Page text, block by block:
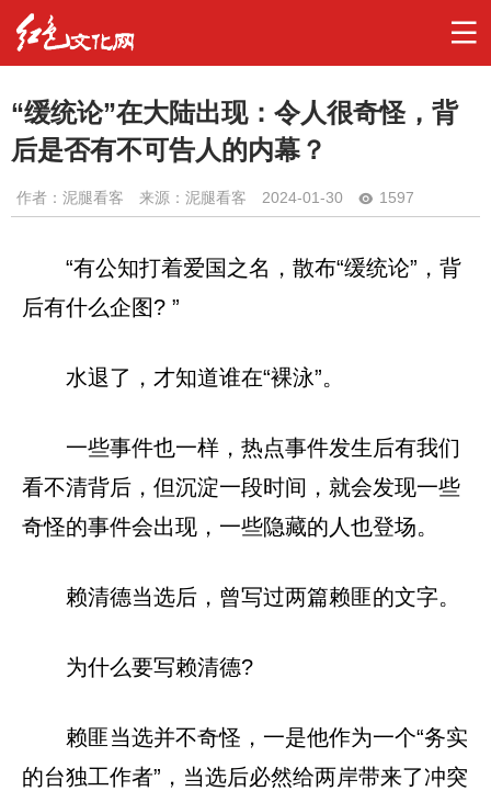
“缓统论”在大陆出现：令人很奇怪，背
后是否有不可告人的内幕？
作者： 泥腿看客 来源：泥腿看客 2024-01-30 1597
“有公知打着爱国之名，散布“缓统论”，背
后有什么企图? ”
水退了，才知道谁在“裸泳”。
一些事件也一样，热点事件发生后有我们
看不清背后，但沉淀一段时间，就会发现一些
奇怪的事件会出现，一些隐藏的人也登场。
赖清德当选后，曾写过两篇赖匪的文字。
为什么要写赖清德?
赖匪当选并不奇怪，一是他作为一个“务实
的台独工作者”，当选后必然给两岸带来了冲突